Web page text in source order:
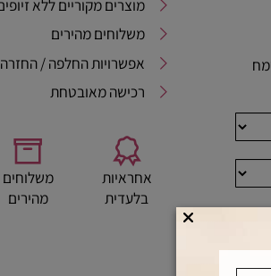
מוצרים מקוריים ללא זיופים
משלוחים מהירים
אפשרויות החלפה / החזרה
אחראיות משלוחים